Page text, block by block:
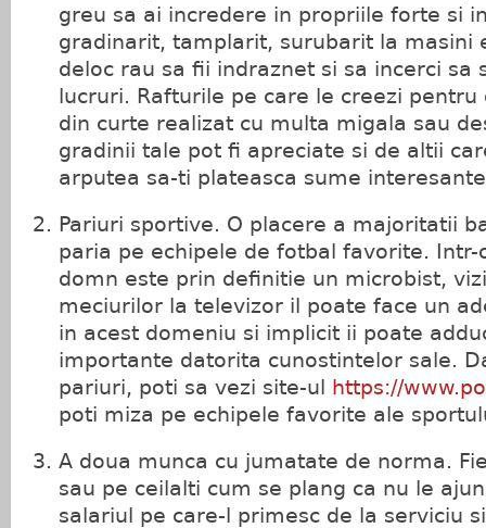
greu sa ai incredere in propriile forte si
gradinarit, tamplarit, surubarit la masini
deloc rau sa fii indraznet si sa incerci sa
lucruri. Rafturile pe care le creezi
din curte realizat cu multa migala sau
gradinii tale pot fi apreciate si de altii
arputea sa-ti plateasca sume
Pariuri sportive. O placere a majoritatii
paria pe echipele de fotbal favorite. Intr-
domn este prin definitie un microbist,
meciurilor la televizor il poate face un
in acest domeniu si implicit ii poate
importante datorita cunostintelor sale.
pariuri, poti sa vezi site-ul
https://
poti miza pe echipele favorite ale
A doua munca cu jumatate de norma.
sau pe ceilalti cum se plang ca nu le
salariul pe care-l primesc de la serviciu